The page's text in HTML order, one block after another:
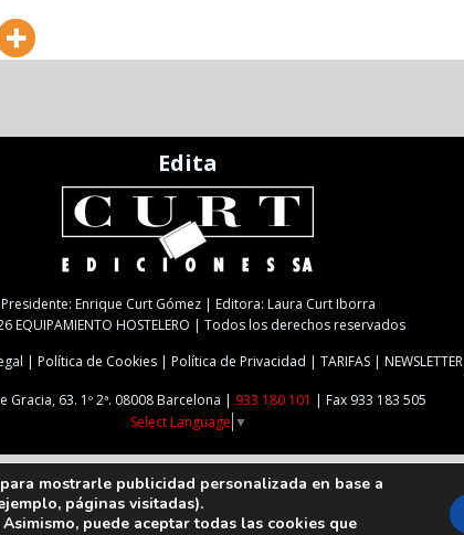
Edita
Presidente: Enrique Curt Gómez | Editora: Laura Curt Iborra
EQUIPAMIENTO HOSTELERO | Todos los derechos reservados
Política de Cookies Política de Privacidad TARIFAS NEWSLETTER
Gracia, 63. 1º 2ª. 08008 Barcelona | 933 180 101 | Fax 933 183 505
Select Language ▼
mostrarle publicidad personalizada en base a
páginas visitadas).
Asimismo, puede aceptar todas las cookies que